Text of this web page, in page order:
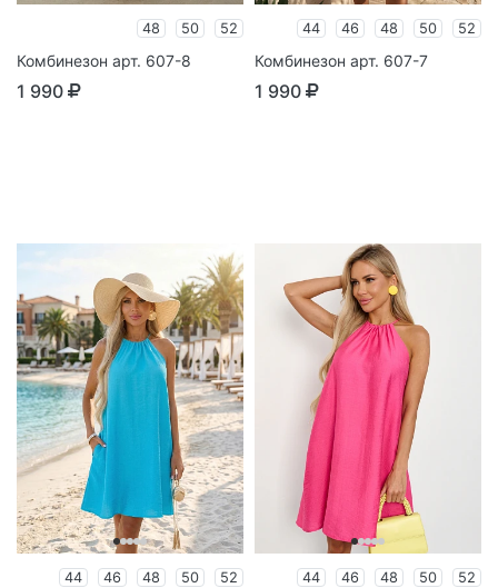
48 50 52
Комбинезон арт. 607-8
1 990
44 46 48 50 52
Комбинезон арт. 607-7
1 990
44 46 48 50 52 44 46 48 50 52